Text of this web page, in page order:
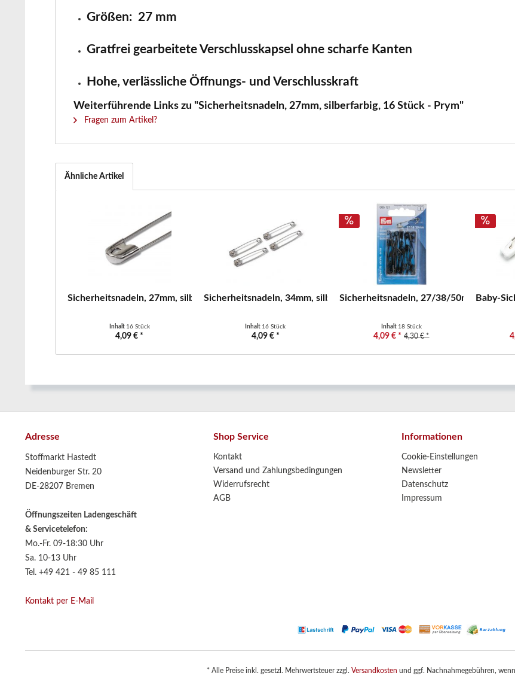
Größen: 27 mm
Gratfrei gearbeitete Verschlusskapsel ohne scharfe Kanten
Hohe, verlässliche Öffnungs- und Verschlusskraft
Weiterführende Links zu "Sicherheitsnadeln, 27mm, silberfarbig, 16 Stück - Prym"
Fragen zum Artikel?
Ähnliche Artikel
Sicherheitsnadeln, 27mm, silberfarbig, 16 Stück...
Inhalt 16 Stück
4,09 € *
Sicherheitsnadeln, 34mm, silberfarbig, 16 Stück...
Inhalt 16 Stück
4,09 € *
Sicherheitsnadeln, 27/38/50mm,
Inhalt 18 Stück
4,09 € * 4,30 € *
Baby-
Adresse
Stoffmarkt Hastedt
Neidenburger Str. 20
DE-28207 Bremen
Öffnungszeiten Ladengeschäft
& Servicetelefon:
Mo.-Fr. 09-18:30 Uhr
Sa. 10-13 Uhr
Tel. +49 421 - 49 85 111
Kontakt per E-Mail
Shop Service
Kontakt
Versand und Zahlungsbedingungen
Widerrufsrecht
AGB
Informationen
Cookie-Einstellungen
Newsletter
Datenschutz
Impressum
* Alle Preise inkl. gesetzl. Mehrwertsteuer zzgl. Versandkosten und ggf. Nachnahmegebühren,